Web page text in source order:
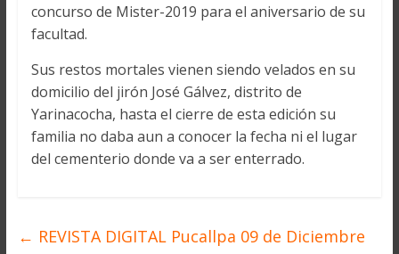
concurso de Mister-2019 para el aniversario de su
facultad.
Sus restos mortales vienen siendo velados en su
domicilio del jirón José Gálvez, distrito de
Yarinacocha, hasta el cierre de esta edición su
familia no daba aun a conocer la fecha ni el lugar
del cementerio donde va a ser enterrado.
← REVISTA DIGITAL Pucallpa 09 de Diciembre